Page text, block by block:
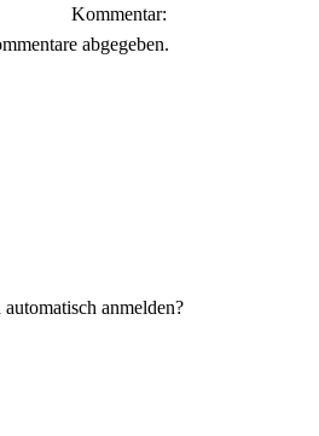
Kommentar:
abgegeben.
anmelden?